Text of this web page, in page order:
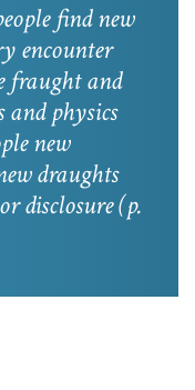
find new
encounter
fraught and
physics
new
draughts
disclosure(p.